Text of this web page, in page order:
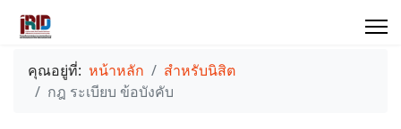
คุณอยู่ที่: หน้าหลัก
สำหรับนิสิต
กฎ ระเบียบ ข้อบังคับ